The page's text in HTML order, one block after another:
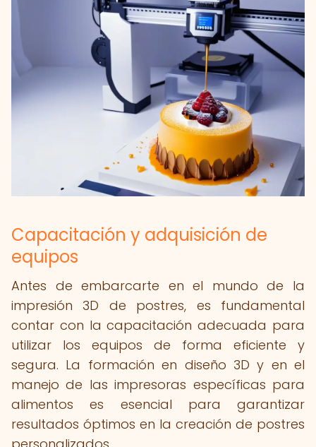
Capacitación y adquisición de
equipos
Antes de embarcarte en el mundo de la
impresión 3D de postres, es fundamental
contar con la capacitación adecuada para
utilizar los equipos de forma eficiente y
segura. La formación en diseño 3D y en el
manejo de las impresoras específicas para
alimentos es esencial para garantizar
resultados óptimos en la creación de postres